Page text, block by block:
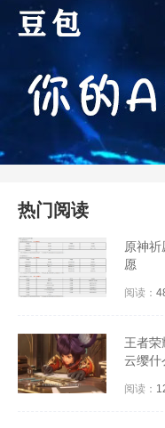
热门阅读
原神
愿
阅读：
王者荣
云缨什
阅读：